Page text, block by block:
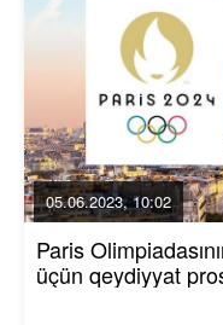
05.06.2023, 10:02
Paris
üçün qeydiyyat